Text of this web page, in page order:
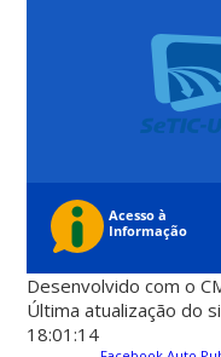
Desenvolvido com o
Última atualização do
18:01:14